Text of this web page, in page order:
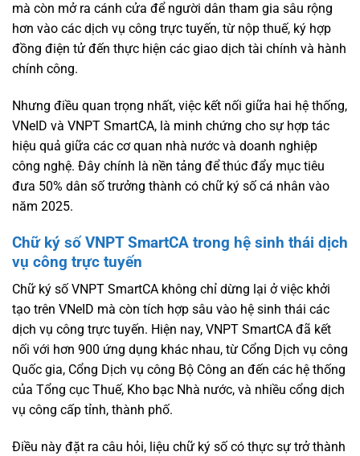
mà còn mở ra cánh cửa để người dân tham gia sâu rộng
hơn vào các dịch vụ công trực tuyến, từ nộp thuế, ký hợp
đồng điện tử đến thực hiện các giao dịch tài chính và hành
chính công.
Nhưng điều quan trọng nhất, việc kết nối giữa hai hệ thống,
VNeID và VNPT SmartCA, là minh chứng cho sự hợp tác
hiệu quả giữa các cơ quan nhà nước và doanh nghiệp
công nghệ. Đây chính là nền tảng để thúc đẩy mục tiêu
đưa 50% dân số trưởng thành có chữ ký số cá nhân vào
năm 2025.
Chữ ký số VNPT SmartCA trong hệ sinh thái dịch
vụ công trực tuyến
Chữ ký số VNPT SmartCA không chỉ dừng lại ở việc khởi
tạo trên VNeID mà còn tích hợp sâu vào hệ sinh thái các
dịch vụ công trực tuyến. Hiện nay, VNPT SmartCA đã kết
nối với hơn 900 ứng dụng khác nhau, từ Cổng Dịch vụ công
Quốc gia, Cổng Dịch vụ công Bộ Công an đến các hệ thống
của Tổng cục Thuế, Kho bạc Nhà nước, và nhiều cổng dịch
vụ công cấp tỉnh, thành phố.
Điều này đặt ra câu hỏi, liệu chữ ký số có thực sự trở thành